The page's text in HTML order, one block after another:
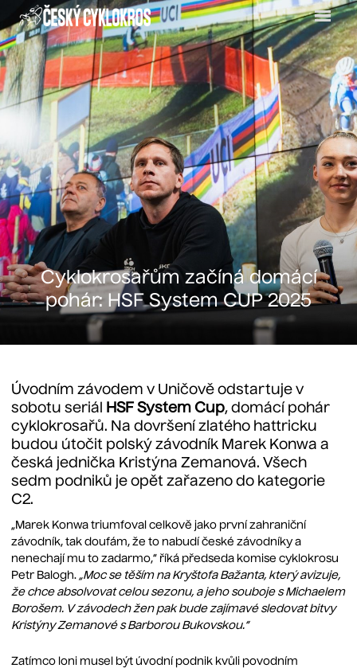
Menu
Cyklokrosařům začíná domácí
pohár: HSF System CUP 2025
Úvodním závodem v Uničově odstartuje v
sobotu seriál
HSF System Cup, domácí pohár
cyklokrosařů. Na dovršení zlatého hattricku
budou útočit polský závodník Marek Konwa a
česká jednička Kristýna Zemanová. Všech
sedm podniků je opět zařazeno do kategorie
C2.
„Marek Konwa triumfoval celkově jako první zahraniční
závodník, tak doufám, že to nabudí české závodníky a
nenechají mu to zadarmo,“ říká předseda komise cyklokrosu
Petr Balogh. „Moc se těším na Kryštofa Bažanta, který avizuje,
že chce absolvovat celou sezonu, a jeho souboje s Michaelem
Borošem. V závodech žen pak bude zajímavé sledovat bitvy
Kristýny Zemanové s Barborou Bukovskou.“
Zatímco loni musel být úvodní podnik kvůli povodním